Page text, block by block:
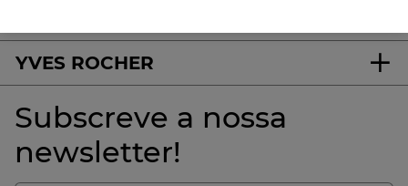
YVES ROCHER
Subscreve a nossa
newsletter!